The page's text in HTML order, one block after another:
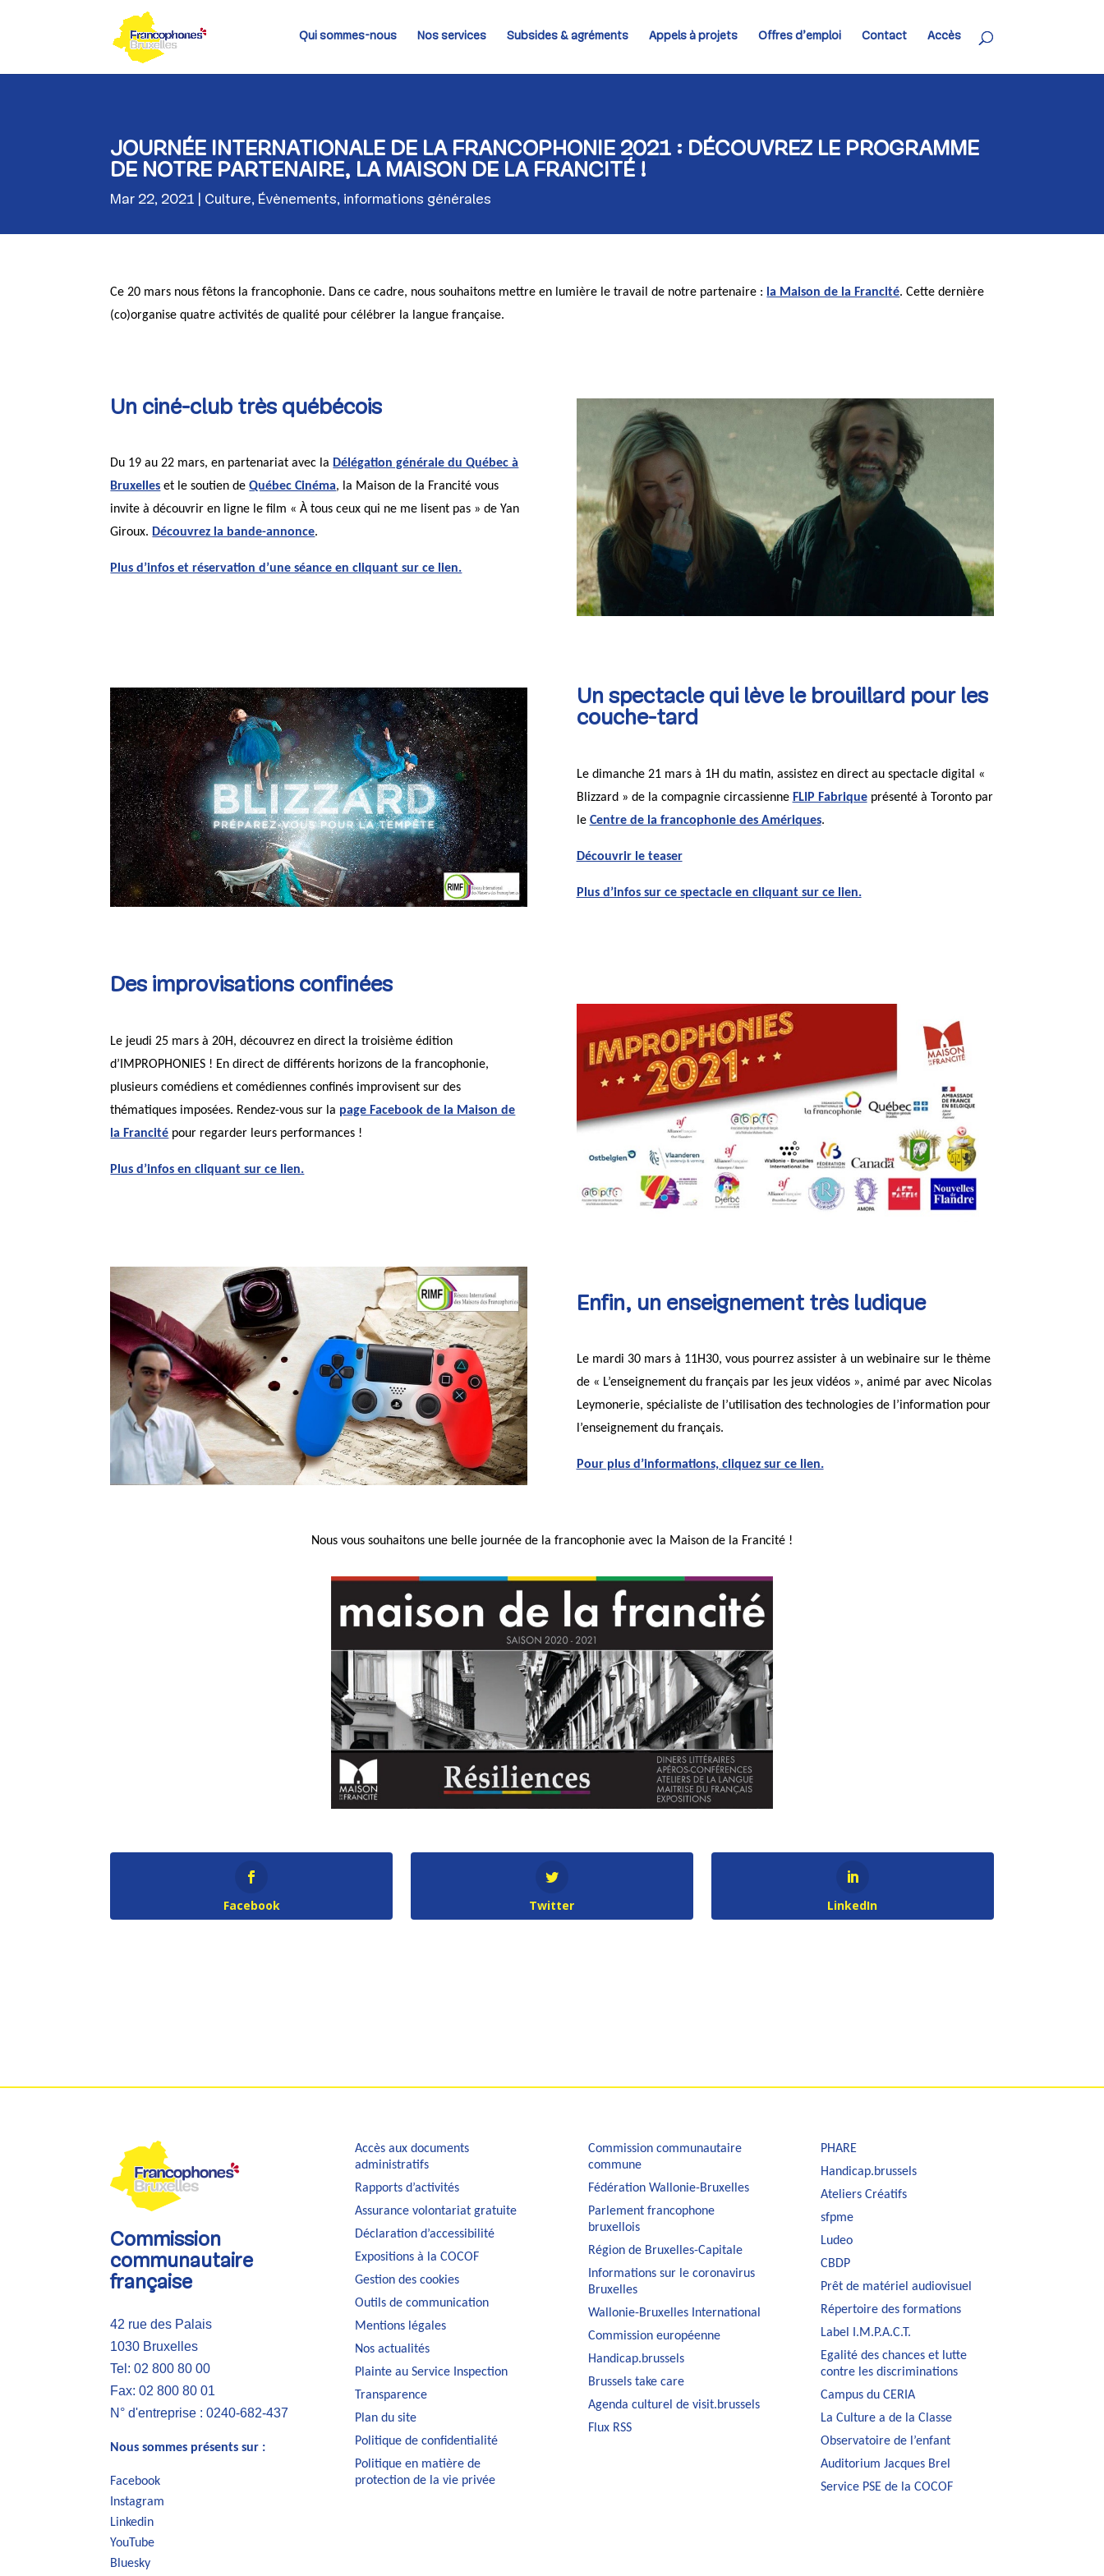
Qui sommes-nous Nos services Subsides & agréments Appels à projets Offres d’emploi Contact Accès
JOURNÉE INTERNATIONALE DE LA FRANCOPHONIE 2021 : DÉCOUVREZ LE PROGRAMME
DE NOTRE PARTENAIRE, LA MAISON DE LA FRANCITÉ !
Mar 22, 2021 Culture, Évènements, informations générales
Ce 20 mars nous fêtons la francophonie. Dans ce cadre, nous souhaitons mettre en lumière le travail de notre partenaire : la Maison de la Francité. Cette dernière
(co)organise quatre activités de qualité pour célébrer la langue française.
Un ciné-club très québécois
Du 19 au 22 mars, en partenariat avec la Délégation générale du Québec à
Bruxelles et le soutien deQuébec Cinéma, la Maison de la Francité vous
invite à découvrir en ligne le film « À tous ceux qui ne me lisent pas » de Yan
Giroux. Découvrez la bande-annonce.
Plus d’infos et réservation d’une séance en cliquant sur ce lien.
Un spectacle qui lève le brouillard pour les
couche-tard
Le dimanche 21 mars à 1H du matin, assistez en direct au spectacle digital «
Blizzard » de la compagnie circassienne FLIP Fabriqueprésenté à Toronto par
le Centre de la francophonie des Amériques.
Découvrir le teaser
Plus d’infos sur ce spectacle en cliquant sur ce lien.
Des improvisations confinées
Le jeudi 25 mars à 20H, découvrez en direct la troisième édition
d’IMPROPHONIES ! En direct de différents horizons de la francophonie,
plusieurs comédiens et comédiennes confinés improvisent sur des
thématiques imposées. Rendez-vous sur la page Facebook de la Maison de
la Francité pour regarder leurs performances !
Plus d’infos en cliquant sur ce lien.
Enfin, un enseignement très ludique
Le mardi 30 mars à 11H30, vous pourrez assister à un webinaire sur le thème
de « L’enseignement du français par les jeux vidéos », animé par avec Nicolas
Leymonerie, spécialiste de l’utilisation des technologies de l’information pour
l’enseignement du français.
Pour plus d’informations, cliquez sur ce lien.
Nous vous souhaitons une belle journée de la francophonie avec la Maison de la Francité !
Facebook Twitter LinkedIn
Commission
communautaire
française
42 rue des Palais
1030 Bruxelles
Tel: 02 800 80 00
Fax: 02 800 80 01
N° d'entreprise : 0240-682-437
Nous sommes présents sur :
Facebook
Instagram
Linkedin
YouTube
Bluesky
Accès aux documents
administratifs
Rapports d’activités
Assurance volontariat gratuite
Déclaration d’accessibilité
Expositions à la COCOF
Gestion des cookies
Outils de communication
Mentions légales
Nos actualités
Plainte au Service Inspection
Transparence
Plan du site
Politique de confidentialité
Politique en matière de
protection de la vie privée
Commission communautaire
commune
Fédération Wallonie-Bruxelles
Parlement francophone
bruxellois
Région de Bruxelles-Capitale
Informations sur le coronavirus
Bruxelles
Wallonie-Bruxelles International
Commission européenne
Handicap.brussels
Brussels take care
Agenda culturel de visit.brussels
Flux RSS
PHARE
Handicap.brussels
Ateliers Créatifs
sfpme
Ludeo
CBDP
Prêt de matériel audiovisuel
Répertoire des formations
Label I.M.P.A.C.T.
Egalité des chances et lutte
contre les discriminations
Campus du CERIA
La Culture a de la Classe
Observatoire de l’enfant
Auditorium Jacques Brel
Service PSE de la COCOF